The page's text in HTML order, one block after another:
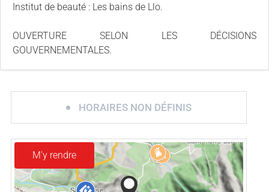
Institut de beauté : Les bains de Llo.
OUVERTURE SELON LES DÉCISIONS
GOUVERNEMENTALES.
HORAIRES NON DÉFINIS
M'y rendre